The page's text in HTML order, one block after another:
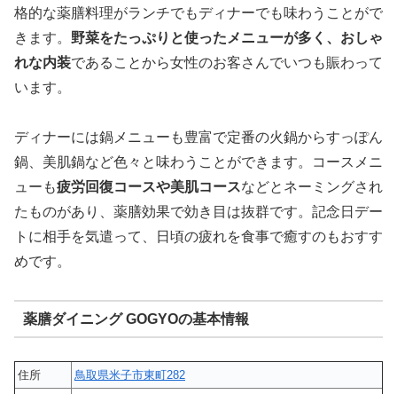
格的な薬膳料理がランチでもディナーでも味わうことがで
きます。 野菜をたっぷりと使ったメニューが多く、おしゃ
れな内装であることから女性のお客さんでいつも賑わって
います。
ディナーには鍋メニューも豊富で定番の火鍋からすっぽん
鍋、美肌鍋など色々と味わうことができます。コースメニ
ューも疲労回復コースや美肌コースなどとネーミングされ
たものがあり、薬膳効果で効き目は抜群です。記念日デー
トに相手を気遣って、日頃の疲れを食事で癒すのもおすす
めです。
薬膳ダイニング GOGYOの基本情報
住所
鳥取県米子市東町282